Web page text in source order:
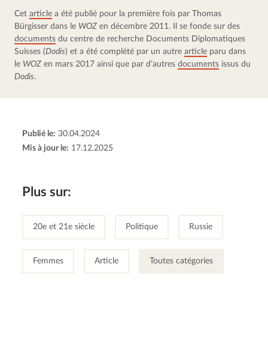
Cet article a été publié pour la première fois par Thomas
Bürgisser dans le WOZ
documents du centre de recherche Documents Diplomatiques
Suisses (Dodis) et a été complété par un autre article paru dans
le WOZ en mars 2017 ainsi que par d’autres documents
Dodis.
Publié le: 30.04.2024
Mis à jour le: 17.12.2025
Plus sur:
20e et 21e siècle Politique Russie
Femmes Article Toutes catégories